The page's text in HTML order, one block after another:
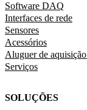
Software DAQ
Interfaces de rede
Sensores
Acessórios
Aluguer de
Serviços
SOLUÇÕES